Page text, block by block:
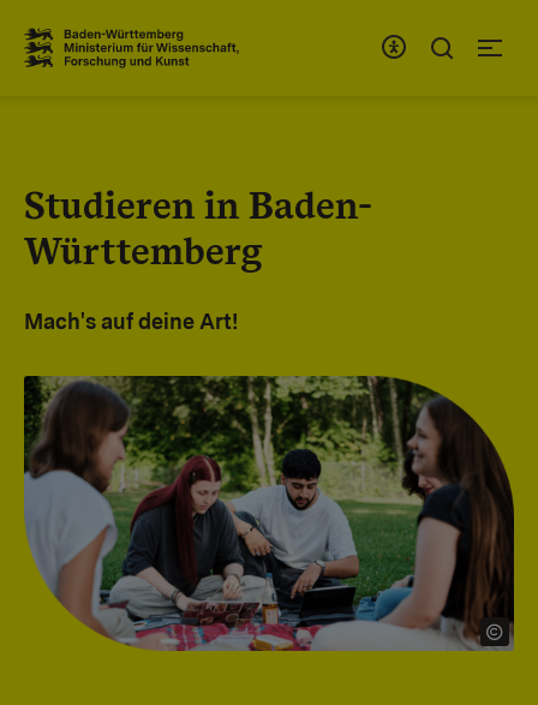
Studieren in Baden-
Württemberg
Mach's auf deine Art!